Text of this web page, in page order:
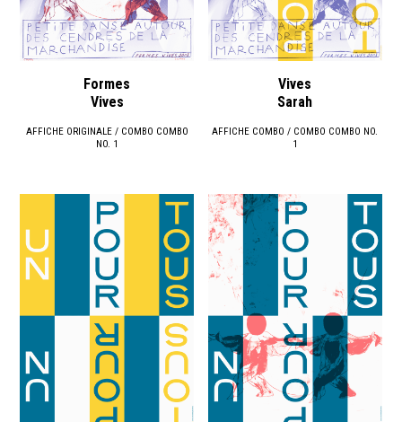
Formes
Vives
AFFICHE ORIGINALE / COMBO COMBO
NO. 1
Vives
Sarah
AFFICHE COMBO / COMBO COMBO NO.
1